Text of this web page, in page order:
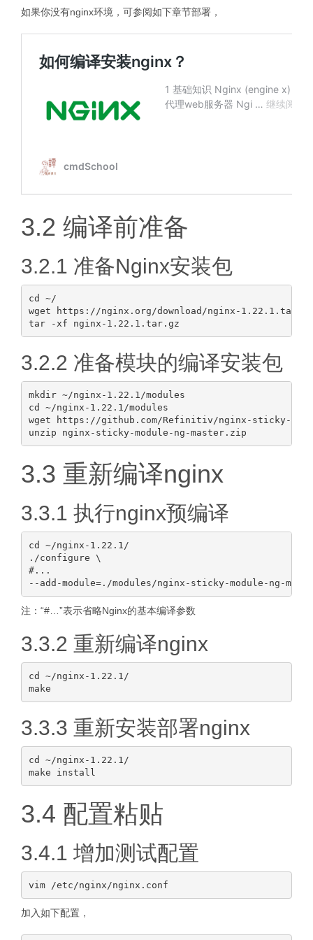
如果你没有nginx环境，可参阅如下章节部署，
3.2 编译前准备
3.2.1 准备Nginx安装包
cd ~/
wget https://nginx.org/download/nginx-1.22.1.tar.gz
3.2.2 准备模块的编译安装包
mkdir ~/nginx-1.22.1/modules
cd ~/nginx-1.22.1/modules
wget https://github.com/Refinitiv/nginx-sticky-
3.3 重新编译nginx
3.3.1 执行nginx预编译
cd ~/nginx-1.22.1/
./configure \
#...
注：“#…”表示省略Nginx的基本编译参数
3.3.2 重新编译nginx
cd ~/nginx-1.22.1/
3.3.3 重新安装部署nginx
cd ~/nginx-1.22.1/
3.4 配置粘贴
3.4.1 增加测试配置
加入如下配置，